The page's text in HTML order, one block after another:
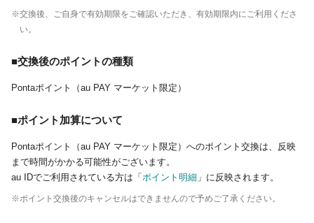
※交換後、ご自身で有効期限をご確認いただき、有効期限内にご利用くださ
い。
■交換後のポイントの種類
Pontaポイント（au PAY マーケット限定）
■ポイント加算について
Pontaポイント（au PAY マーケット限定）へのポイント交換は、反映
まで時間がかかる可能性がございます。
au IDでご利用されている方は「 ポイント明細 」に反映されます。
※ポイント交換後のキャンセルはできませんので予めご了承ください。